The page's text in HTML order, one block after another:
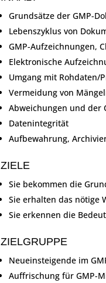
Grundsätze der GMP-
Lebenszyklus von
GMP-Aufzeichnungen,
Elektronische
Umgang mit Rohdaten/
Vermeidung von
Abweichungen und der
Datenintegrität
Aufbewahrung,
ZIELE
Sie bekommen die
Sie erhalten das nötige
Sie erkennen die
ZIELGRUPPE
Neueinsteigende im
Auffrischung für GMP-